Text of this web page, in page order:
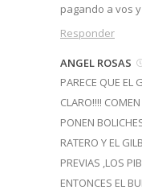
pagando a vos
Responder
ANGEL ROSAS
PARECE QUE EL
CLARO!!!!
PONEN
RATERO Y EL
PREVIAS ,LOS
ENTONCES EL